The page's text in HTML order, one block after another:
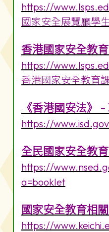
https://
國家安全展覽廳學
香港國家安全教
https://
香港國家安全教育
《香港國安法》
https://
全民國家安全教
https://
a=booklet
國家安全教育相
https://